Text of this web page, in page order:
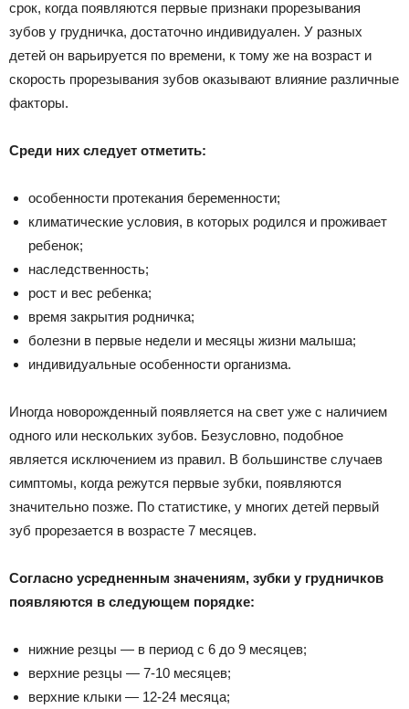
срок, когда появляются первые признаки прорезывания
зубов у грудничка, достаточно индивидуален. У разных
детей он варьируется по времени, к тому же на возраст и
скорость прорезывания зубов оказывают влияние различные
факторы.
Среди них следует отметить:
особенности протекания беременности;
климатические условия, в которых родился и проживает
ребенок;
наследственность;
рост и вес ребенка;
время закрытия родничка;
болезни в первые недели и месяцы жизни малыша;
индивидуальные особенности организма.
Иногда новорожденный появляется на свет уже с наличием
одного или нескольких зубов. Безусловно, подобное
является исключением из правил. В большинстве случаев
симптомы, когда режутся первые зубки, появляются
значительно позже. По статистике, у многих детей первый
зуб прорезается в возрасте 7 месяцев.
Согласно усредненным значениям, зубки у грудничков
появляются в следующем порядке:
нижние резцы — в период с 6 до 9 месяцев;
верхние резцы — 7-10 месяцев;
верхние клыки — 12-24 месяца;